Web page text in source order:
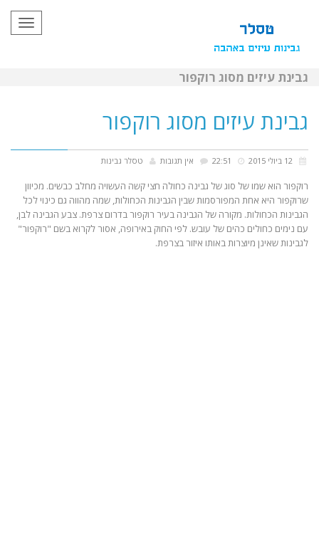
תפריט
גבינת עיזים מסוג רוקפור
גבינת עיזים מסוג רוקפור
אין תגובות טסלר גבינות
רוקפור הוא שמו של סוג של גבינה כחולה חצי קשה העשויה מחלב כבשים. מכיוון
שרוקפור היא אחת המפורסמות שבין הגבינות הכחולות, שמה מהווה גם כינוי לכל
הגבינות הכחולות. מקורה של הגבינה בעיר רוקפור בדרום צרפת. צבע הגבינה לבן,
עם נימים כחולים כהים של עובש. לפי החוק באירופה, אסור לקרוא בשם "רוקפור"
לגבינות שאינן מיוצרות באותו איזור בצרפת.